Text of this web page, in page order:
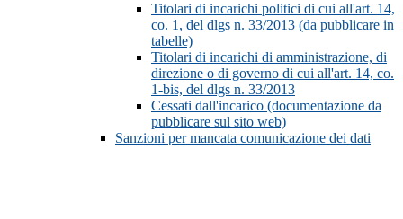
Titolari di incarichi politici di cui all'art. 14,
co. 1, del dlgs n. 33/2013 (da pubblicare in
tabelle)
Titolari di incarichi di amministrazione, di
direzione o di governo di cui all'art. 14, co.
1-bis, del dlgs n. 33/2013
Cessati dall'incarico (documentazione da
pubblicare sul sito web)
Sanzioni per mancata comunicazione dei dati